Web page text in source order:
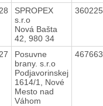
SPROPEX
s.r.o
Nová Bašta
42, 980 34
Posuvne
brany. s.r.o
Podjavorinskej
1614/1, Nové
Mesto nad
Váhom